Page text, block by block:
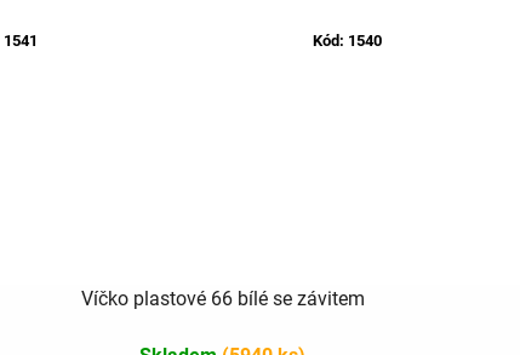
1541
Víčko plastové 66 bílé se závitem
Kód: 1540